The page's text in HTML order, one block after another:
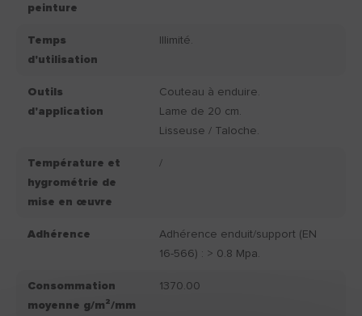
peinture
Temps
d'utilisation
Illimité.
Outils
d'application
Couteau à enduire.
Lame de 20 cm.
Lisseuse / Taloche.
Température et
hygrométrie de
mise en œuvre
/
Adhérence
Adhérence enduit/support (EN
16-566) : > 0.8 Mpa.
Consommation
moyenne g/m²/mm
1370.00